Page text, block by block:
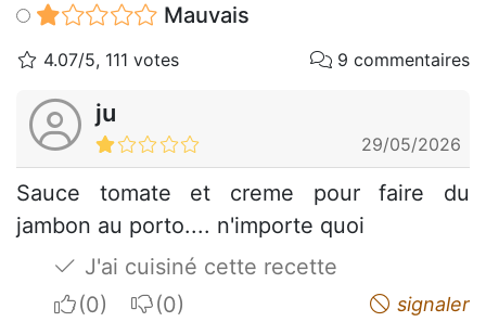
Mauvais
4.07/5, 111 votes 9 commentaires
ju
29/05/2026
Sauce tomate et creme pour faire du
jambon au porto.... n'importe quoi
J'ai cuisiné cette recette
I apreciateI do not appreciate signaler